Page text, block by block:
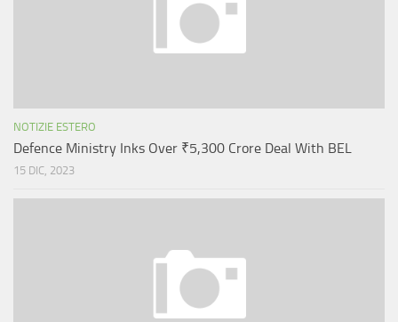
NOTIZIE ESTERO
Defence Ministry Inks Over ₹5,300 Crore Deal With BEL
15 DIC, 2023